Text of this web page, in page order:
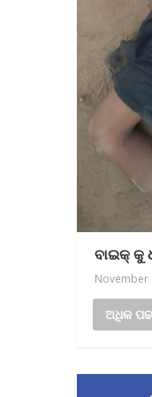
ବାଇକ୍ କୁ
November
ଅଧିକ